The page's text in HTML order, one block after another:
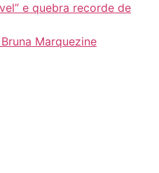
e quebra recorde de
Marquezine